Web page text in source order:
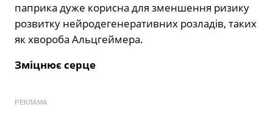
паприка дуже корисна для зменшення ризику
розвитку нейродегенеративних розладів, таких
як хвороба Альцгеймера.
Зміцнює серце
РЕКЛАМА